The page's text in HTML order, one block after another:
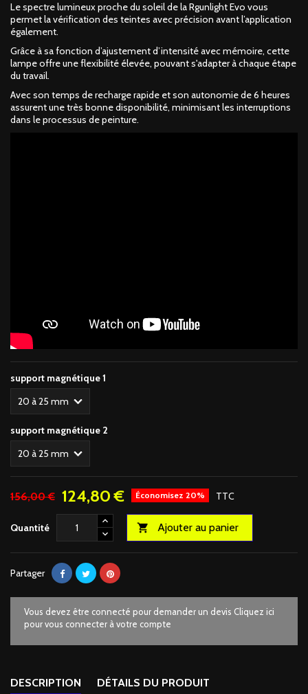
Le spectre lumineux proche du soleil de la Rgunlight Evo vous
permet la vérification des teintes avec précision avant l’application
également.
Grâce à sa fonction d’ajustement d’intensité avec mémoire, cette
lampe offre une flexibilité élevée, pouvant s'adapter à chaque étape
du travail.
Avec son temps de recharge rapide et son autonomie de 6 heures
assurent une très bonne disponibilité, minimisant les interruptions
dans le processus de peinture.
support magnétique 1
support magnétique 2
156,00 € 124,80 € Économisez 20% TTC
Quantité  Ajouter au panier
Partager
Vous devez être connecté pour demander un devis Cliquez ici
pour vous connecter à votre compte
DESCRIPTION DÉTAILS DU PRODUIT